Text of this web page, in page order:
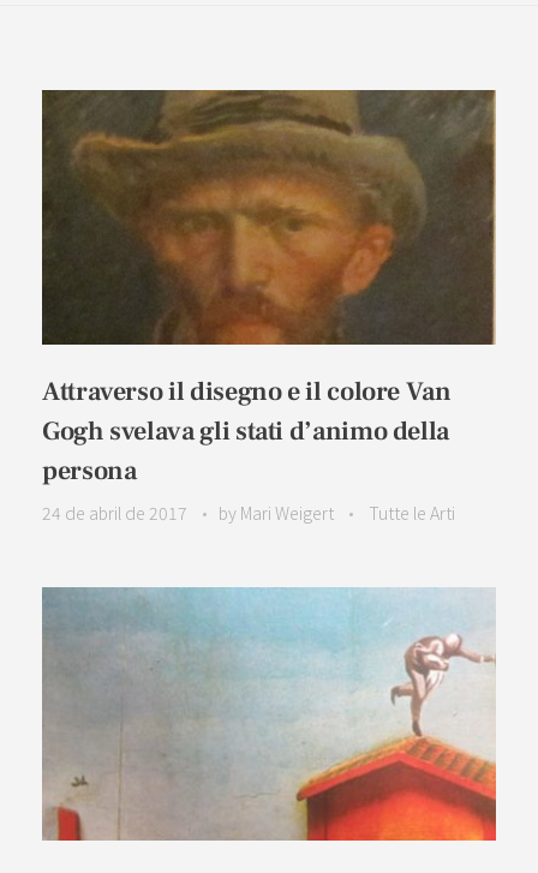
Attraverso il disegno e il colore Van
Gogh svelava gli stati d’animo della
persona
24 de abril de 2017 by Mari Weigert Tutte le Arti